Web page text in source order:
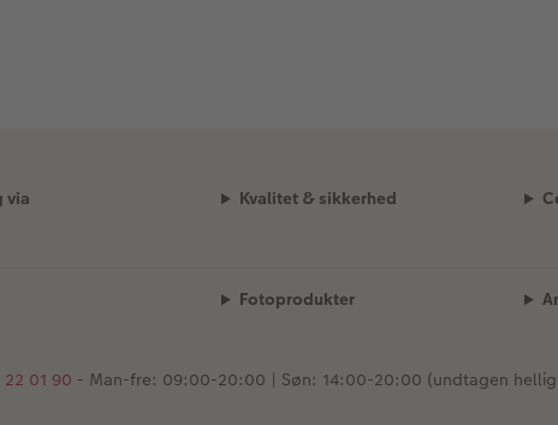
via Kvalitet & sikkerhed
Fotoprodukter
22 01 90 - Man-fre: 09:00-20:00 | Søn: 14:00-20:00 (undtagen